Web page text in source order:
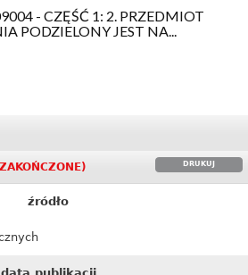
- CZĘŚĆ 1: 2. PRZEDMIOT
PODZIELONY JEST NA...
DRUKUJ
źródło